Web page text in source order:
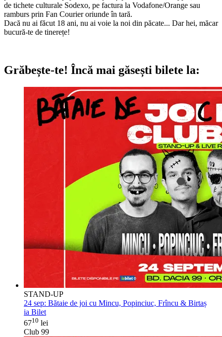
de tichete culturale Sodexo, pe factura la Vodafone/Orange sau
ramburs prin Fan Courier oriunde în tară.
Dacă nu ai făcut 18 ani, nu ai voie la noi din păcate... Dar hei, măcar
bucură-te de tinerețe!
Grăbește-te! Încă mai găsești bilete la:
STAND-UP
24 sep: Bătaie de joi cu Mincu, Popinciuc, Frîncu & Birtaș
ia Bilet
6710 lei
Club 99